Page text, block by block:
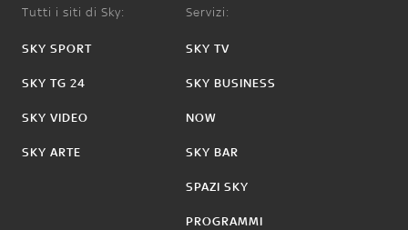
Tutti i siti di Sky:
SKY SPORT
SKY TG 24
SKY VIDEO
SKY ARTE
Servizi:
SKY TV
SKY BUSINESS
NOW
SKY BAR
SPAZI SKY
PROGRAMMI